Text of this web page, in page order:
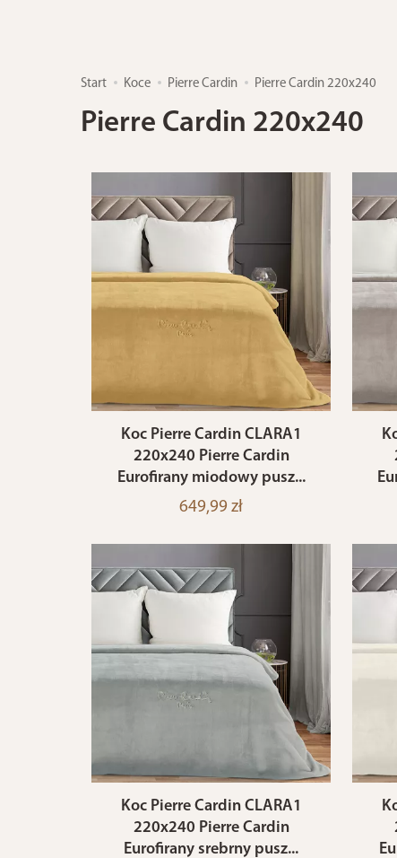
Start Koce Pierre Cardin Pierre Cardin 220x240
Pierre Cardin 220x240
Koc Pierre Cardin CLARA1
220x240 Pierre Cardin
Eurofirany miodowy pusz...
649,99 zł
Koc Pierre Cardin CLARA1
220x240 Pierre Cardin
Eurofirany srebrny pusz...